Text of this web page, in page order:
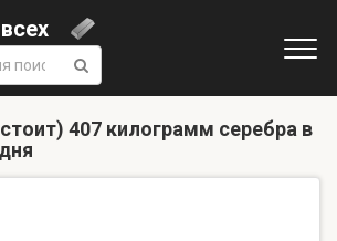
407 килограмм серебра в